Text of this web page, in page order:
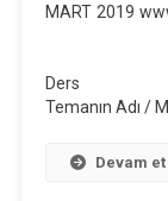
MART 2019
Ders :
Temanın Adı /
Devam et